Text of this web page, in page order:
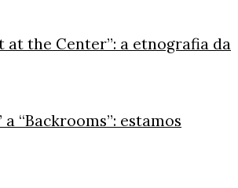
at the Center”: a etnografia da
a “Backrooms”: estamos